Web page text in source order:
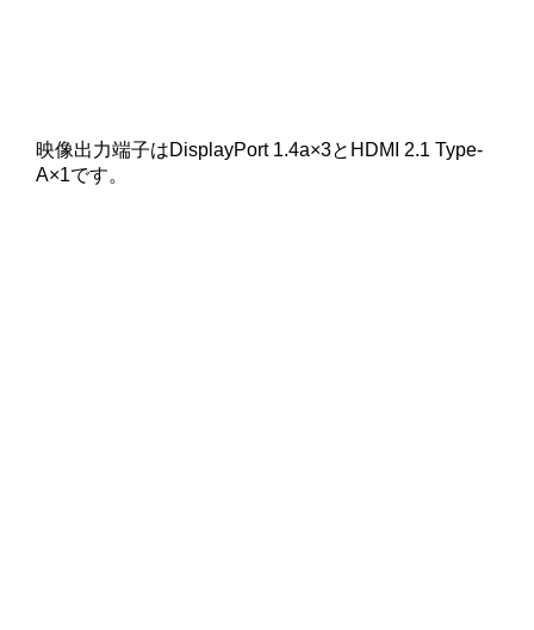
映像出力端子はDisplayPort 1.4a×3とHDMI 2.1 Type-
A×1です。